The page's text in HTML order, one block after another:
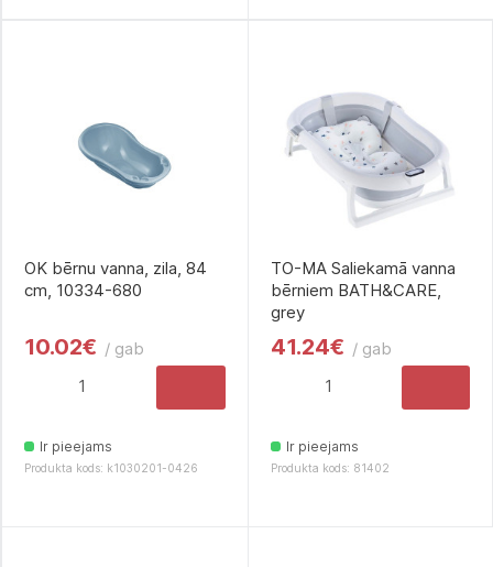
OK bērnu vanna, zila, 84
cm, 10334-680
10.02€ / gab
Ir pieejams
Produkta kods: k1030201-0426
TO-MA Saliekamā vanna
bērniem BATH&CARE,
grey
41.24€ / gab
Ir pieejams
Produkta kods: 81402